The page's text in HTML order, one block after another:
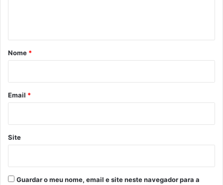
r
*
Nome *
Email *
Site
Guardar o meu nome, email e site neste navegador para a